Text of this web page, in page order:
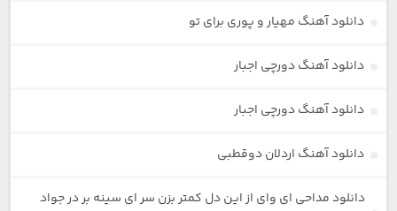
دانلود آهنگ مهیار و پوری برای تو
دانلود آهنگ دورچی اجبار
دانلود آهنگ دورچی اجبار
دانلود آهنگ اردلان دوقطبی
دانلود مداحی ای وای از این دل کمتر بزن سر ای سینه بر در جواد